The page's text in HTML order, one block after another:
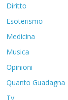
Diritto
Esoterismo
Medicina
Musica
Opinioni
Quanto Guadagna
Tv